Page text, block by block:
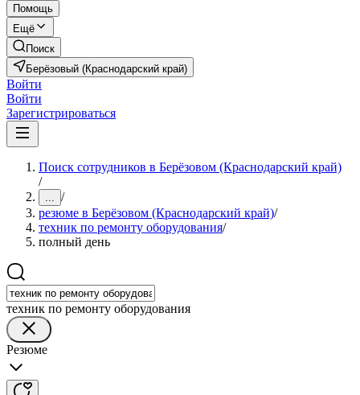
Помощь
Ещё
Поиск
Берёзовый (Краснодарский край)
Войти
Войти
Зарегистрироваться
Поиск сотрудников в Берёзовом (Краснодарский край)
/
... /
резюме в Берёзовом (Краснодарский край)/
техник по ремонту оборудования/
полный день
техник по ремонту оборудования
Резюме